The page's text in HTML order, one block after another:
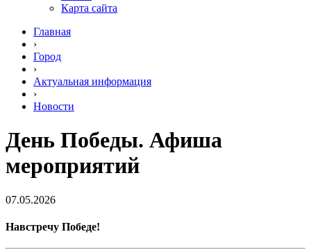
Карта сайта
Главная
›
Город
›
Актуальная информация
›
Новости
День Победы. Афиша
мероприятий
07.05.2026
Навстречу Победе!